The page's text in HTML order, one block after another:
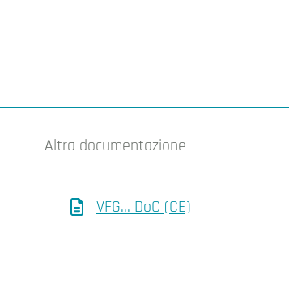
Altra documentazione
VFG... DoC (CE)